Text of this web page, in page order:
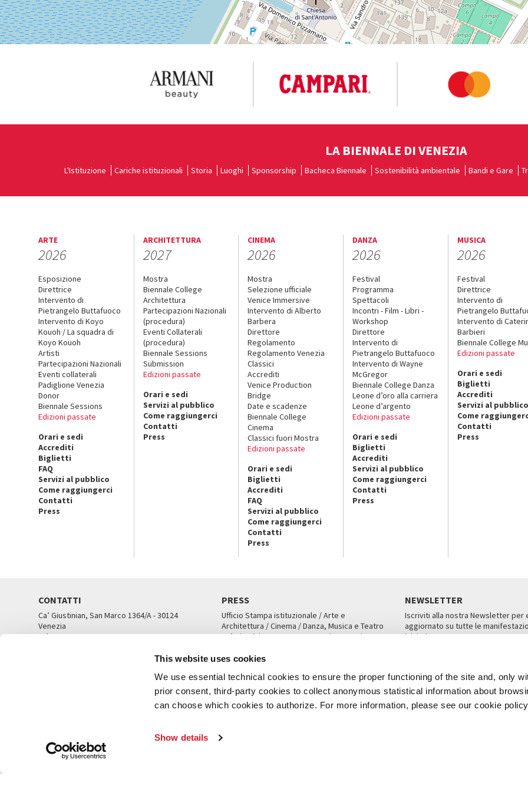
This website uses cookies
We use essential technical cookies to ensure the proper functioning of the site and, only
prior consent, third-party cookies to collect anonymous statistical information about
can choose which cookies to authorize. For more information, please see our cookie
Show details
LA BIENNALE DI VENEZIA
L'Istituzione Cariche istituzionali Storia Luoghi Sponsorship Bacheca Biennale Sostenibilità ambientale Bandi e Gare
ARTE
2026
Esposizione
Direttrice
Intervento di
Pietrangelo Buttafuoco
Intervento di Koyo
Kouoh / La squadra di
Koyo Kouoh
Artisti
Partecipazioni Nazionali
Eventi collaterali
Padiglione Venezia
Donor
Biennale Sessions
Edizioni passate
Orari e sedi
Accrediti
Biglietti
FAQ
Servizi al pubblico
Come raggiungerci
Contatti
Press
ARCHITETTURA
2027
Mostra
Biennale College
Architettura
Partecipazioni Nazionali
(procedura)
Eventi Collaterali
(procedura)
Biennale Sessions
Submission
Edizioni passate
Orari e sedi
Servizi al pubblico
Come raggiungerci
Contatti
Press
CINEMA
2026
Mostra
Selezione ufficiale
Venice Immersive
Intervento di Alberto
Barbera
Direttore
Regolamento
Regolamento Venezia
Classici
Accrediti
Venice Production
Bridge
Date e scadenze
Biennale College
Cinema
Classici fuori Mostra
Edizioni passate
Orari e sedi
Biglietti
Accrediti
FAQ
Servizi al pubblico
Come raggiungerci
Contatti
Press
DANZA
2026
Festival
Programma
Spettacoli
Incontri - Film - Libri -
Workshop
Direttore
Intervento di
Pietrangelo Buttafuoco
Intervento di Wayne
McGregor
Biennale College Danza
Leone d’oro alla carriera
Leone d’argento
Edizioni passate
Orari e sedi
Biglietti
Accrediti
Servizi al pubblico
Come raggiungerci
Contatti
Press
MUSICA
2026
Festival
Direttrice
Intervento di
Pietrangelo
Intervento di
Barbieri
Biennale College
Edizioni passate
Orari e sedi
Biglietti
Accrediti
Servizi al pubblico
Come
Contatti
Press
CONTATTI
Ca’ Giustinian, San Marco 1364/A - 30124
Venezia
Tel. 041 5218711
PRESS
Ufficio Stampa istituzionale / Arte e
Architettura / Cinema / Danza, Musica e Teatro
Ca’ Giustinian, San Marco 1364/A, Venezia
UFFICI STAMPA
NEWSLETTER
Iscriviti alla nostra Newsletter per
aggiornato su tutte le
iniziative.